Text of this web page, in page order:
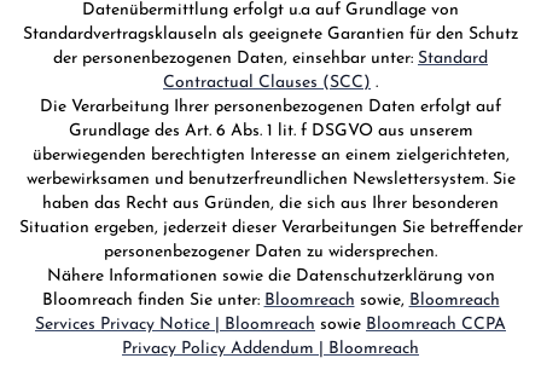
Datenübermittlung erfolgt u.a auf Grundlage von
Standardvertragsklauseln als geeignete Garantien für den Schutz
der personenbezogenen Daten, einsehbar unter: Standard
Contractual Clauses (SCC) .
Die Verarbeitung Ihrer personenbezogenen Daten erfolgt auf
Grundlage des Art. 6 Abs. 1 lit. f DSGVO aus unserem
überwiegenden berechtigten Interesse an einem zielgerichteten,
werbewirksamen und benutzerfreundlichen Newslettersystem. Sie
haben das Recht aus Gründen, die sich aus Ihrer besonderen
Situation ergeben, jederzeit dieser Verarbeitungen Sie betreffender
personenbezogener Daten zu widersprechen.
Nähere Informationen sowie die Datenschutzerklärung von
Bloomreach finden Sie unter: Bloomreach sowie, Bloomreach
Services Privacy Notice | Bloomreach sowie Bloomreach CCPA
Privacy Policy Addendum | Bloomreach